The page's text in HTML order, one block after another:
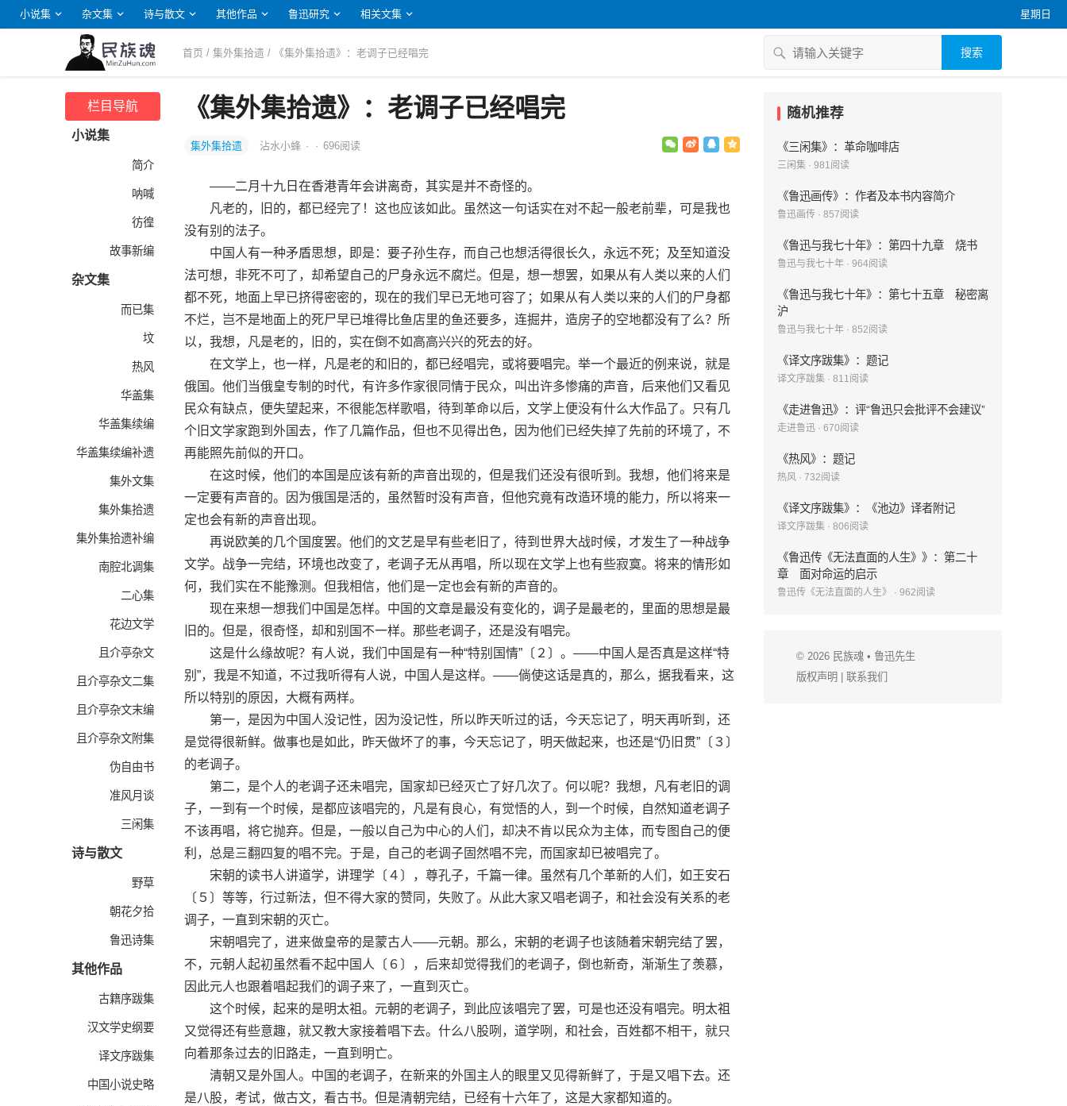
小说集 杂文集 诗与散文 其他作品 鲁迅研究 相关文集 星期日
首页 /集外集拾遗 / 《集外集拾遗》：老调子已经唱完 搜索
栏目导航
小说集
简介
呐喊
彷徨
故事新编
杂文集
而已集
坟
热风
华盖集
华盖集续编
华盖集续编补遗
集外文集
集外集拾遗
集外集拾遗补编
南腔北调集
二心集
花边文学
且介亭杂文
且介亭杂文二集
且介亭杂文末编
且介亭杂文附集
伪自由书
准风月谈
三闲集
诗与散文
野草
朝花夕拾
鲁迅诗集
其他作品
古籍序跋集
汉文学史纲要
译文序跋集
中国小说史略
《集外集拾遗》：老调子已经唱完
集外集拾遗 沾水小蜂 · · 696阅读
——二月十九日在香港青年会讲离奇，其实是并不奇怪的。
凡老的，旧的，都已经完了！这也应该如此。虽然这一句话实在对不起一般老前辈，可是我也
没有别的法子。
中国人有一种矛盾思想，即是：要子孙生存，而自己也想活得很长久，永远不死；及至知道没
法可想，非死不可了，却希望自己的尸身永远不腐烂。但是，想一想罢，如果从有人类以来的人们
都不死，地面上早已挤得密密的，现在的我们早已无地可容了；如果从有人类以来的人们的尸身都
不烂，岂不是地面上的死尸早已堆得比鱼店里的鱼还要多，连掘井，造房子的空地都没有了么？所
以，我想，凡是老的，旧的，实在倒不如高高兴兴的死去的好。
在文学上，也一样，凡是老的和旧的，都已经唱完，或将要唱完。举一个最近的例来说，就是
俄国。他们当俄皇专制的时代，有许多作家很同情于民众，叫出许多惨痛的声音，后来他们又看见
民众有缺点，便失望起来，不很能怎样歌唱，待到革命以后，文学上便没有什么大作品了。只有几
个旧文学家跑到外国去，作了几篇作品，但也不见得出色，因为他们已经失掉了先前的环境了，不
再能照先前似的开口。
在这时候，他们的本国是应该有新的声音出现的，但是我们还没有很听到。我想，他们将来是
一定要有声音的。因为俄国是活的，虽然暂时没有声音，但他究竟有改造环境的能力，所以将来一
定也会有新的声音出现。
再说欧美的几个国度罢。他们的文艺是早有些老旧了，待到世界大战时候，才发生了一种战争
文学。战争一完结，环境也改变了，老调子无从再唱，所以现在文学上也有些寂寞。将来的情形如
何，我们实在不能豫测。但我相信，他们是一定也会有新的声音的。
现在来想一想我们中国是怎样。中国的文章是最没有变化的，调子是最老的，里面的思想是最
旧的。但是，很奇怪，却和别国不一样。那些老调子，还是没有唱完。
这是什么缘故呢？有人说，我们中国是有一种“特别国情”〔２〕。——中国人是否真是这样“特
别”，我是不知道，不过我听得有人说，中国人是这样。——倘使这话是真的，那么，据我看来，这
所以特别的原因，大概有两样。
第一，是因为中国人没记性，因为没记性，所以昨天听过的话，今天忘记了，明天再听到，还
是觉得很新鲜。做事也是如此，昨天做坏了的事，今天忘记了，明天做起来，也还是“仍旧贯”〔３〕
的老调子。
第二，是个人的老调子还未唱完，国家却已经灭亡了好几次了。何以呢？我想，凡有老旧的调
子，一到有一个时候，是都应该唱完的，凡是有良心，有觉悟的人，到一个时候，自然知道老调子
不该再唱，将它抛弃。但是，一般以自己为中心的人们，却决不肯以民众为主体，而专图自己的便
利，总是三翻四复的唱不完。于是，自己的老调子固然唱不完，而国家却已被唱完了。
宋朝的读书人讲道学，讲理学〔４〕，尊孔子，千篇一律。虽然有几个革新的人们，如王安石
〔５〕等等，行过新法，但不得大家的赞同，失败了。从此大家又唱老调子，和社会没有关系的老
调子，一直到宋朝的灭亡。
宋朝唱完了，进来做皇帝的是蒙古人——元朝。那么，宋朝的老调子也该随着宋朝完结了罢，
不，元朝人起初虽然看不起中国人〔６〕，后来却觉得我们的老调子，倒也新奇，渐渐生了羡慕，
因此元人也跟着唱起我们的调子来了，一直到灭亡。
这个时候，起来的是明太祖。元朝的老调子，到此应该唱完了罢，可是也还没有唱完。明太祖
又觉得还有些意趣，就又教大家接着唱下去。什么八股咧，道学咧，和社会，百姓都不相干，就只
向着那条过去的旧路走，一直到明亡。
清朝又是外国人。中国的老调子，在新来的外国主人的眼里又见得新鲜了，于是又唱下去。还
是八股，考试，做古文，看古书。但是清朝完结，已经有十六年了，这是大家都知道的。
随机推荐
《三闲集》：革命咖啡店
三闲集 · 981阅读
《鲁迅画传》：作者及本书内容简介
鲁迅画传 · 857阅读
《鲁迅与我七十年》：第四十九章 烧书
鲁迅与我七十年 · 964阅读
《鲁迅与我七十年》：第七十五章 秘密离
沪
鲁迅与我七十年 · 852阅读
《译文序跋集》：题记
译文序跋集 · 811阅读
《走进鲁迅》：评“鲁迅只会批评不会建议”
走进鲁迅 · 670阅读
《热风》：题记
热风 · 732阅读
《译文序跋集》：《池边》译者附记
译文序跋集 · 806阅读
《鲁迅传《无法直面的人生》》：第二十
章 面对命运的启示
鲁迅传《无法直面的人生》 · 962阅读
© 2026 民族魂 • 鲁迅先生
版权声明
联系我们